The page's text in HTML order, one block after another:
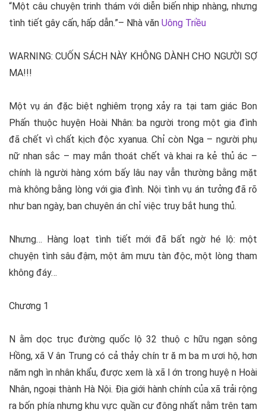
“Một câu chuyện trinh thám với diễn biến nhịp nhàng, nhưng
tình tiết gây cấn, hấp dẫn.”– Nhà văn Uông Triều
WARNING: CUỐN SÁCH NÀY KHÔNG DÀNH CHO NGƯỜI SỢ
MA!!!
Một vụ án đặc biệt nghiêm trọng xảy ra tại tam giác Bon
Phấn thuộc huyện Hoài Nhân: ba người trong một gia đình
đã chết vì chất kịch độc xyanua. Chỉ còn Nga – người phụ
nữ nhan sắc – may mắn thoát chết và khai ra kẻ thủ ác –
chính là người hàng xóm bấy lâu nay vẫn thường bằng mặt
mà không bằng lòng với gia đình. Nội tình vụ án tưởng đã rõ
như ban ngày, ban chuyên án chỉ việc truy bắt hung thủ.
Nhưng… Hàng loạt tình tiết mới đã bất ngờ hé lộ: một
chuyện tình sâu đậm, một âm mưu tàn độc, một lòng tham
không đáy…
Chương 1
N ằm dọc trục đường quốc lộ 32 thuộ c hữu ngạn sông
Hồng, xã V ân Trung có cả thảy chín tr ă m ba m ươi hộ, hơn
năm ngh ìn nhân khẩu, được xem là xã l ớn trong huyệ n Hoài
Nhân, ngoại thành Hà Nội. Địa giới hành chính của xã trải rộng
ra bốn phía nhưng khu vực quần cư đông nhất nằm trên tam